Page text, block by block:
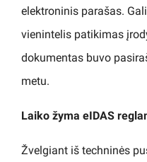
elektroninis parašas.
vienintelis patikimas
dokumentas buvo
metu.
Laiko žyma eIDAS
Žvelgiant iš techninės